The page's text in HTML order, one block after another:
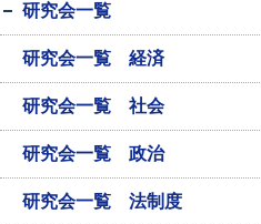
研究会一覧
研究会一覧 経済
研究会一覧 社会
研究会一覧 政治
研究会一覧 法制度